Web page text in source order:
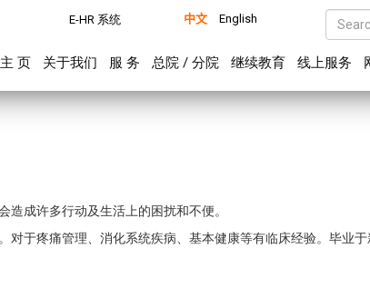
E-HR 系统 中文 English
主 页 关于我们 服 务 总院 / 分院 继续教育 线上服务
成许多行动及生活上的困扰和不便。
于疼痛管理、消化系统疾病、基本健康等有临床经验。毕业